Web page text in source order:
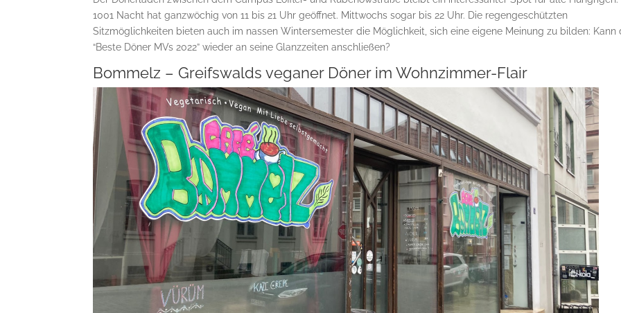
1001 Nacht hat ganzwöchig von 11 bis 21 Uhr geöffnet. Mittwochs sogar bis 22 Uhr. Die regengeschützten
Sitzmöglichkeiten bieten auch im nassen Wintersemester die Möglichkeit, sich eine eigene Meinung zu bilden: Kann
“Beste Döner MVs 2022” wieder an seine Glanzzeiten anschließen?
Bommelz – Greifswalds veganer Döner im Wohnzimmer-Flair